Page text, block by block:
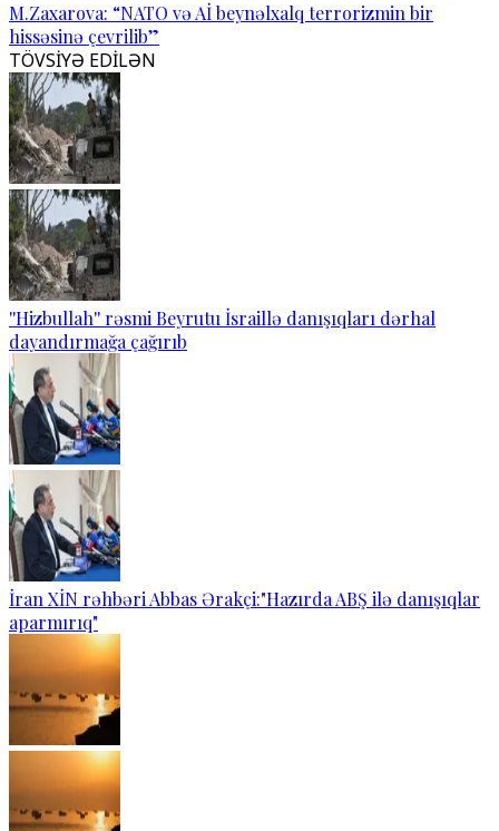
M.Zaxarova: “NATO və Aİ beynəlxalq terrorizmin bir
hissəsinə çevrilib”
TÖVSİYƏ EDİLƏN
''Hizbullah'' rəsmi Beyrutu İsraillə danışıqları dərhal
dayandırmağa çağırıb
İran XİN rəhbəri Abbas Ərakçi:"Hazırda ABŞ ilə danışıqlar
aparmırıq"